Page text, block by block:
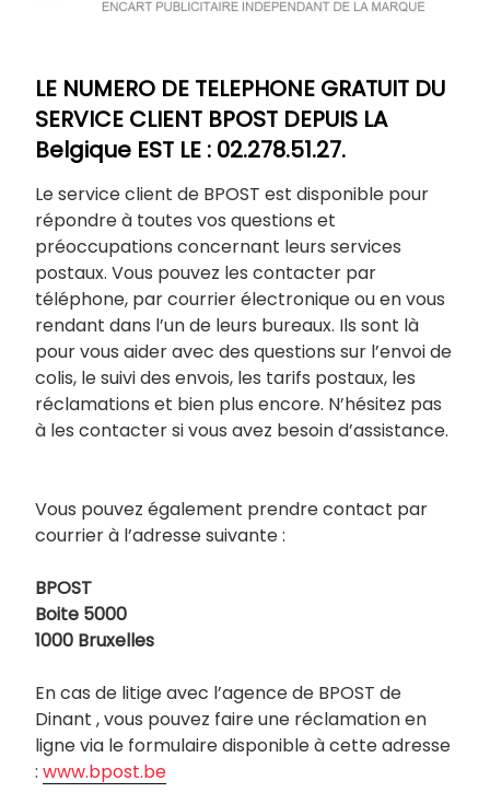
LE NUMERO DE TELEPHONE GRATUIT DU
SERVICE CLIENT BPOST DEPUIS LA
Belgique EST LE : 02.278.51.27.
Le service client de BPOST est disponible pour
répondre à toutes vos questions et
préoccupations concernant leurs services
postaux. Vous pouvez les contacter par
téléphone, par courrier électronique ou en vous
rendant dans l’un de leurs bureaux. Ils sont là
pour vous aider avec des questions sur l’envoi de
colis, le suivi des envois, les tarifs postaux, les
réclamations et bien plus encore. N’hésitez pas
à les contacter si vous avez besoin d’assistance.
Vous pouvez également prendre contact par
courrier à l’adresse suivante :
BPOST
Boite 5000
1000 Bruxelles
En cas de litige avec l’agence de BPOST de
Dinant , vous pouvez faire une réclamation en
ligne via le formulaire disponible à cette adresse
: www.bpost.be